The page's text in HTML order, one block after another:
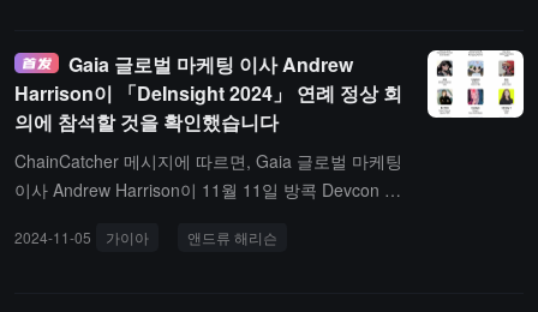
를 보장하며 중앙 집중화된 AI가 초래하는 문제를 해결할 수 있게 합
니다. Gaia는 탈중앙화 AI 네트워크를 제안하며, 오픈 소스 또는 개방
형 AI 모델을 지원하고, API 서비스를 통해 수익을 창출하며, 탈중앙
화 거버넌스 및 경제 모델을 지원하여 사용자 데이터의 프라이버시와
자율성을 보장합니다.Gaia는 최근 "Gaia 도메인"을 출시하여 AI 시스
S 프로토콜 기반 인프라를 기반으로 구축되었으며, Web2 및 Web3
Gaia 글로벌 마케팅 이사 Andrew
Harrison이 「DeInsight 2024」 연례 정상 회
의에 참석할 것을 확인했습니다
ChainCatcher 메시지에 따르면, Gaia 글로벌 마케팅
이사 Andrew Harrison이 11월 11일 방콕 Devcon 기
에 참석할 것이라고 확인했습니다. Gaia는 개발자가
2024-11-05 가이아 앤드류 해리슨